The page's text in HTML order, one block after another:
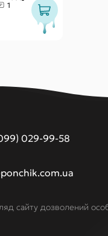
30 хвилин
1
029-99-58
сайту дозволений